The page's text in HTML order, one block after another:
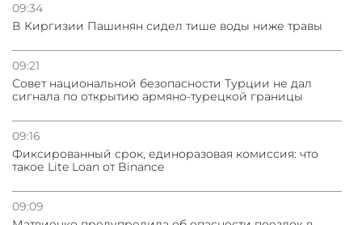
09:34
В Киргизии Пашинян сидел тише воды ниже травы
09:21
Совет национальной безопасности Турции не дал
сигнала по открытию армяно-турецкой границы
09:16
Фиксированный срок, единоразовая комиссия: что
такое Lite Loan от Binance
09:09